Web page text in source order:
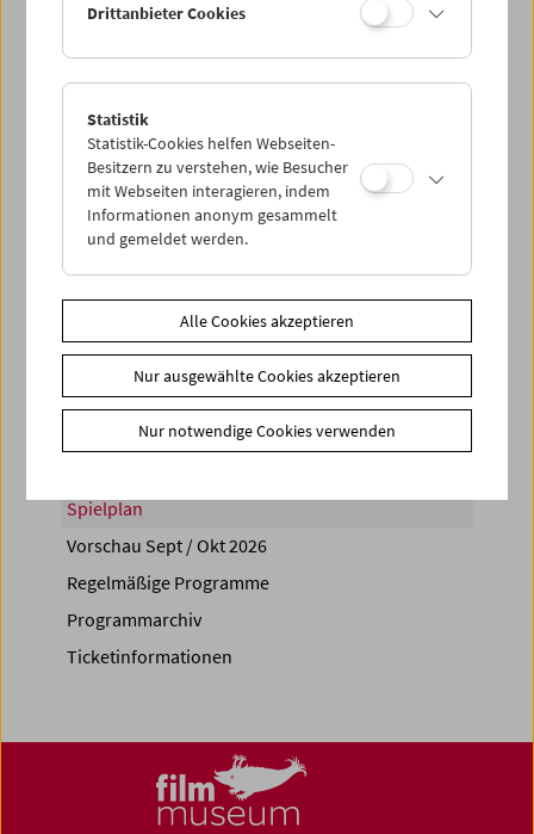
PROGRAMM ÜBERBLICK
Share on
Spielplan
Vorschau Sept / Okt 2026
Regelmäßige Programme
Programmarchiv
Ticketinformationen
Drittanbieter Cookies
Statistik
Statistik-Cookies helfen Webseiten-
Besitzern zu verstehen, wie Besucher
mit Webseiten interagieren, indem
Informationen anonym gesammelt
und gemeldet werden.
Alle Cookies akzeptieren
Nur ausgewählte Cookies akzeptieren
Nur notwendige Cookies verwenden